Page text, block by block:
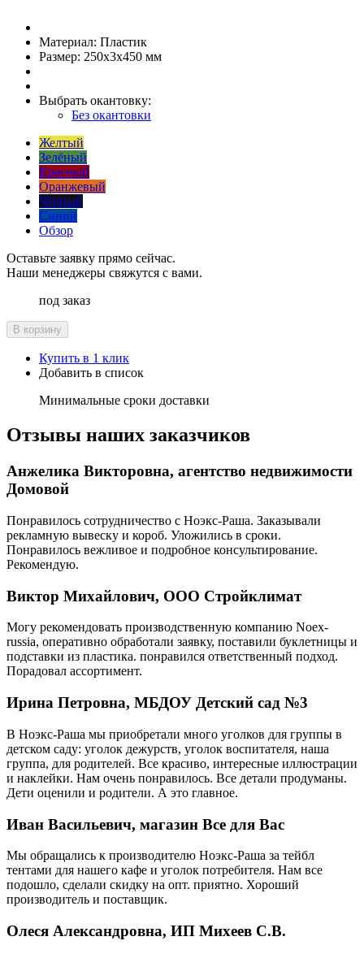
Материал: Пластик
Размер: 250x3x450 мм
Выбрать окантовку:
Без окантовки
Желтый
Зелёный
Красный
Оранжевый
Чёрный
Синий
Обзор
Оставьте заявку прямо сейчас.
Наши менеджеры свяжутся с вами.
под заказ
В корзину
Купить в 1 клик
Добавить в список
Минимальные сроки доставки
Отзывы наших заказчиков
Анжелика Викторовна, агентство недвижимости
Домовой
Понравилось сотрудничество с Ноэкс-Раша. Заказывали
рекламную вывеску и короб. Уложились в сроки.
Понравилось вежливое и подробное консультирование.
Рекомендую.
Виктор Михайлович, ООО Стройклимат
Могу рекомендовать производственную компанию Noex-
russia, оперативно обработали заявку, поставили буклетницы и
подставки из пластика. понравился ответственный подход.
Порадовал ассортимент.
Ирина Петровна, МБДОУ Детский сад №3
В Ноэкс-Раша мы приобретали много уголков для группы в
детском саду: уголок дежурств, уголок воспитателя, наша
группа, для родителей. Все красиво, интересные иллюстрации
и наклейки. Нам очень понравилось. Все детали продуманы.
Дети оценили и родители. А это главное.
Иван Васильевич, магазин Все для Вас
Мы обращались к производителю Ноэкс-Раша за тейбл
тентами для нашего кафе и уголок потребителя. Нам все
подошло, сделали скидку на опт. приятно. Хороший
производитель и поставщик.
Олеся Александровна, ИП Михеев С.В.